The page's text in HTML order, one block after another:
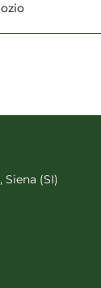
Siena (SI)